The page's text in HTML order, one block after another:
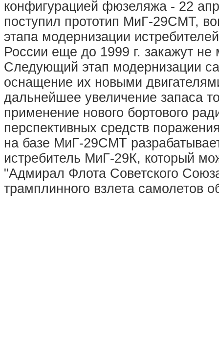
конфигурацией фюзеляжа - 22
поступил прототип МиГ-29СМТ,
этапа модернизации
России еще до 1999 г. закажут
Следующий этап модернизации
оснащение их новыми
дальнейшее увеличение запаса
применение нового бортового
перспективных средств
на базе МиГ-29СМТ
истребитель МиГ-29К, который
"Адмирал Флота Советского
трамплинного взлета самолетов